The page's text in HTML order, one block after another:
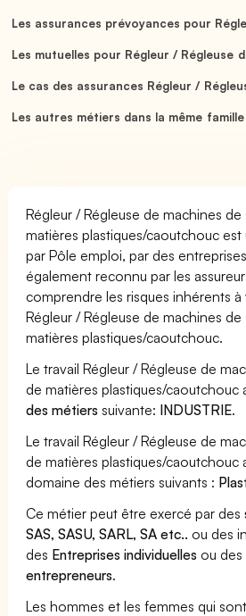
Les assurances prévoyances pour
Les mutuelles pour Régleur / Régleuse
Le cas des assurances Régleur /
Les autres métiers dans la même famille
Régleur / Régleuse de machines
matières plastiques/caoutchouc
par Pôle emploi, par des
également reconnu par les
comprendre les risques inhérents
Régleur / Régleuse de machines
matières plastiques/caoutchouc.
Le travail Régleur / Régleuse de
de matières plastiques/caoutchouc
des métiers suivante: INDUSTRIE.
Le travail Régleur / Régleuse de
de matières plastiques/caoutchouc
domaine des métiers suivants :
Ce métier peut être exercé par des
SAS, SASU, SARL, SA etc.. ou des
des Entreprises individuelles ou des
entrepreneurs.
Les hommes et les femmes qui